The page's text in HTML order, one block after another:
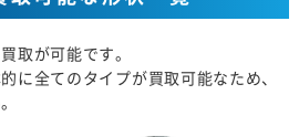
取が可能です。
に全てのタイプが買取可能なため、